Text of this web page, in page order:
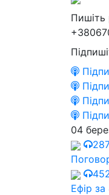
Пишіть
04
Ефір